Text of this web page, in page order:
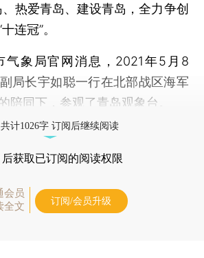
热爱青岛、建设青岛，全力争创
连冠”。
象局官网消息，2021年5月8
局长宇如聪一行在北部战区海军
陪同下，参观了青岛观象台。
计1026字 订阅后继续阅读
后获取已订阅的阅读权限
会员
全文
订阅/会员升级